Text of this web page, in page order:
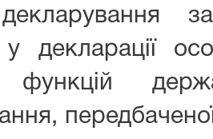
у декларації
функцій